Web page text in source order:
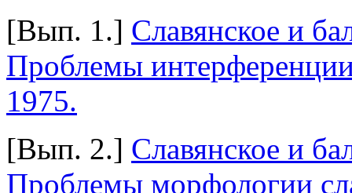
[Вып. 1.] Славянское и
Проблемы
1975.
[Вып. 2.] Славянское и
Проблемы морфологии